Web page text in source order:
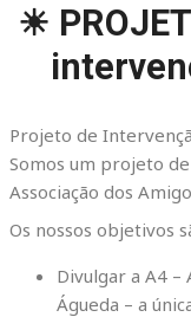
☀
Projeto de
Somos um projeto
Associação dos
Os nossos objetivos
Divulgar a A4 –
Águeda – a